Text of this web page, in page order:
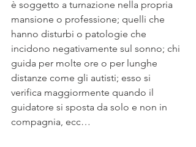
è soggetto a turnazione nella propria
mansione o professione; quelli che
hanno disturbi o patologie che
incidono negativamente sul sonno; chi
guida per molte ore o per lunghe
distanze come gli autisti; esso si
verifica maggiormente quando il
guidatore si sposta da solo e non in
compagnia, ecc…